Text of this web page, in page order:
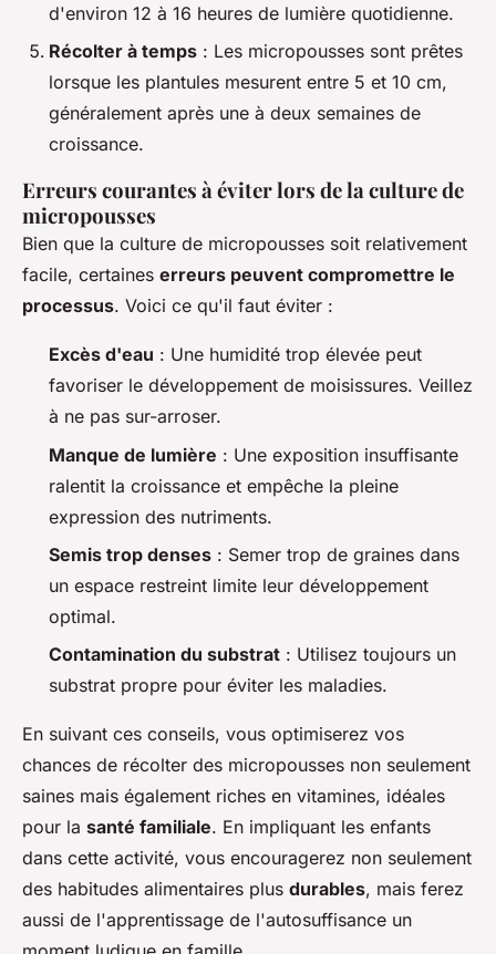
d'environ 12 à 16 heures de lumière quotidienne.
Récolter à temps : Les micropousses sont prêtes
lorsque les plantules mesurent entre 5 et 10 cm,
généralement après une à deux semaines de
croissance.
Erreurs courantes à éviter lors de la culture de
micropousses
Bien que la culture de micropousses soit relativement
facile, certaines erreurs peuvent compromettre le
processus. Voici ce qu'il faut éviter :
Excès d'eau : Une humidité trop élevée peut
favoriser le développement de moisissures. Veillez
à ne pas sur-arroser.
Manque de lumière : Une exposition insuffisante
ralentit la croissance et empêche la pleine
expression des nutriments.
Semis trop denses : Semer trop de graines dans
un espace restreint limite leur développement
optimal.
Contamination du substrat : Utilisez toujours un
substrat propre pour éviter les maladies.
En suivant ces conseils, vous optimiserez vos
chances de récolter des micropousses non seulement
saines mais également riches en vitamines, idéales
pour la santé familiale. En impliquant les enfants
dans cette activité, vous encouragerez non seulement
des habitudes alimentaires plus durables, mais ferez
aussi de l'apprentissage de l'autosuffisance un